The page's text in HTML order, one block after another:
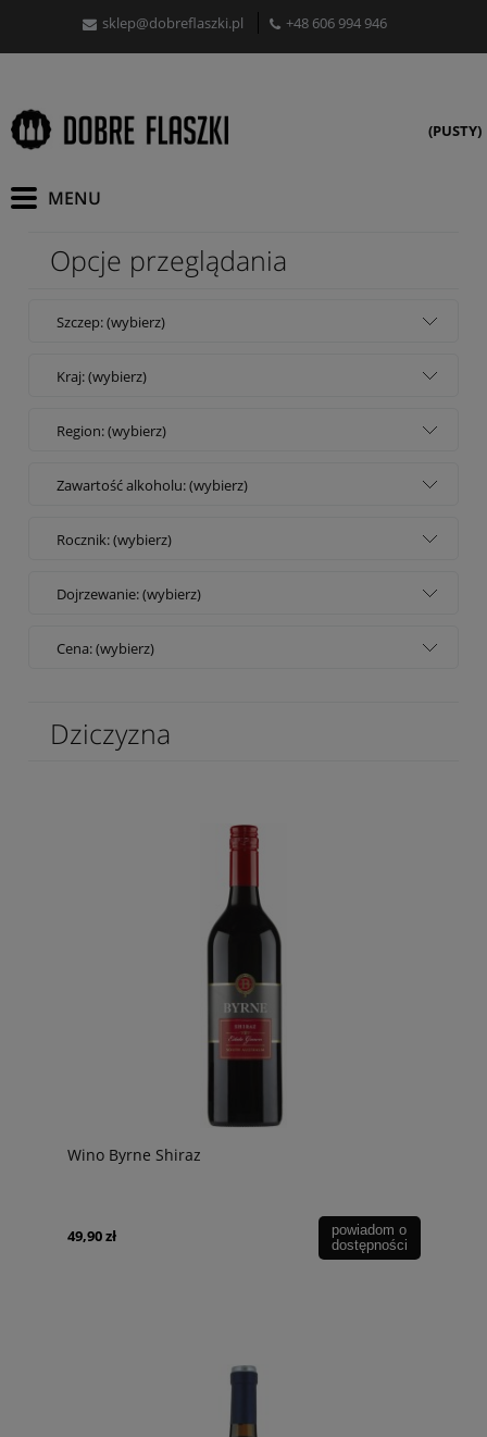
sklep@dobreflaszki.pl +48 606 994 946
(PUSTY)
Opcje przeglądania
Szczep: (wybierz)
Kraj: (wybierz)
Region: (wybierz)
Zawartość alkoholu: (wybierz)
Rocznik: (wybierz)
Dojrzewanie: (wybierz)
Cena: (wybierz)
Dziczyzna
Wino Byrne Shiraz
49,90 zł
powiadom o
dostępności